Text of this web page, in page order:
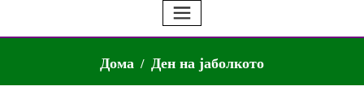
Дома Ден на јаболкото